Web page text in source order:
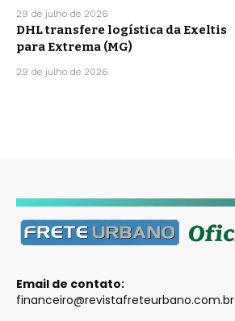
29 de julho de 2026
DHL transfere logística da Exeltis
para Extrema (MG)
29 de julho de 2026
Email de contato:
financeiro@revistafreteurbano.com.br